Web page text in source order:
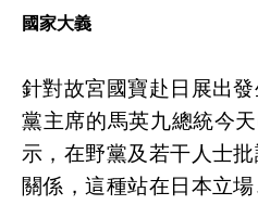
國家大義
針對故宮國寶赴日展出
黨主席的馬英九總統今
示，在野黨及若干人士
關係，這種站在日本立